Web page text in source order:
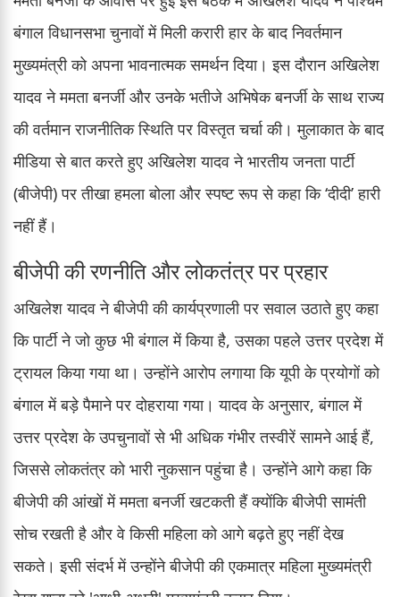
बंगाल विधानसभा चुनावों में मिली करारी हार के बाद निवर्तमान
मुख्यमंत्री को अपना भावनात्मक समर्थन दिया। इस दौरान अखिलेश
यादव ने ममता बनर्जी और उनके भतीजे अभिषेक बनर्जी के साथ राज्य
की वर्तमान राजनीतिक स्थिति पर विस्तृत चर्चा की। मुलाकात के बाद
मीडिया से बात करते हुए अखिलेश यादव ने भारतीय जनता पार्टी
(बीजेपी) पर तीखा हमला बोला और स्पष्ट रूप से कहा कि ‘दीदी’ हारी
नहीं हैं।
बीजेपी की रणनीति और लोकतंत्र पर प्रहार
अखिलेश यादव ने बीजेपी की कार्यप्रणाली पर सवाल उठाते हुए कहा
कि पार्टी ने जो कुछ भी बंगाल में किया है, उसका पहले उत्तर प्रदेश में
ट्रायल किया गया था। उन्होंने आरोप लगाया कि यूपी के प्रयोगों को
बंगाल में बड़े पैमाने पर दोहराया गया। यादव के अनुसार, बंगाल में
उत्तर प्रदेश के उपचुनावों से भी अधिक गंभीर तस्वीरें सामने आई हैं,
जिससे लोकतंत्र को भारी नुकसान पहुंचा है। उन्होंने आगे कहा कि
बीजेपी की आंखों में ममता बनर्जी खटकती हैं क्योंकि बीजेपी सामंती
सोच रखती है और वे किसी महिला को आगे बढ़ते हुए नहीं देख
सकते। इसी संदर्भ में उन्होंने बीजेपी की एकमात्र महिला मुख्यमंत्री